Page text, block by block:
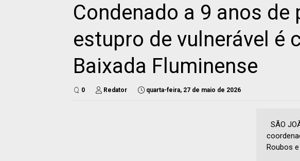
Condenado a 9 anos de
estupro de vulnerável é
Baixada Fluminense
0 Redator quarta-feira, 27 de maio de 2026
SÃO
Roubos